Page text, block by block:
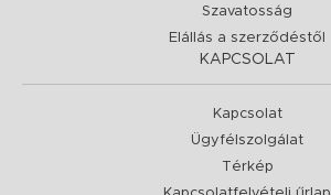
Szavatosság
Elállás a szerződéstől
KAPCSOLAT
Kapcsolat
Ügyfélszolgálat
Térkép